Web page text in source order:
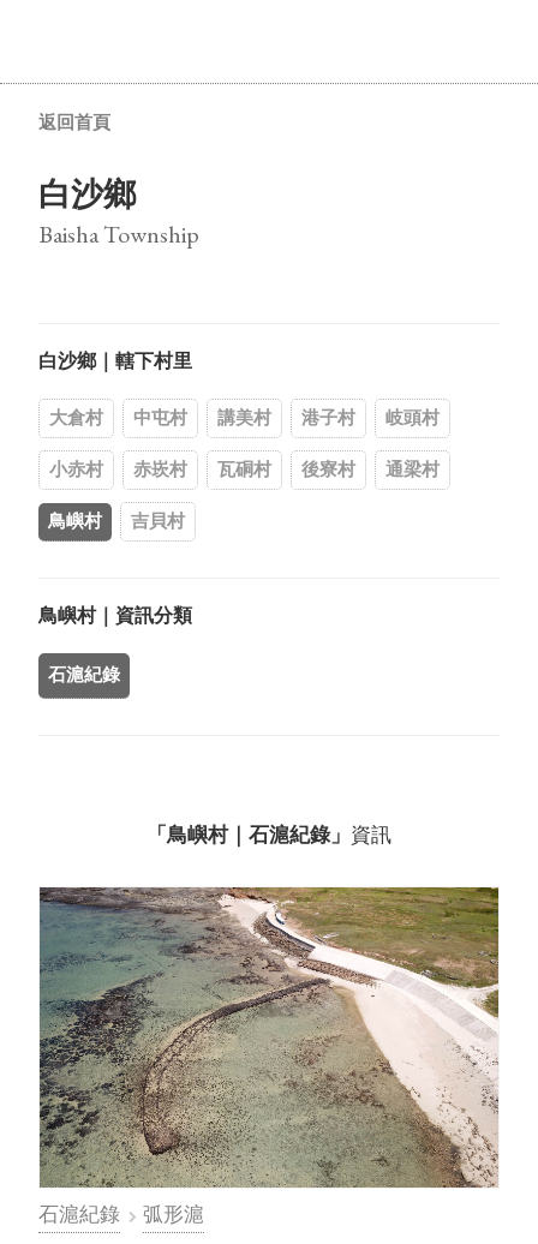
返回首頁
白沙鄉
Baisha Township
白沙鄉｜轄下村里
大倉村 中屯村 講美村 港子村 岐頭村
小赤村 赤崁村 瓦硐村 後寮村 通梁村
鳥嶼村 吉貝村
鳥嶼村｜資訊分類
石滬紀錄
「鳥嶼村｜石滬紀錄」 資訊
石滬紀錄 弧形滬